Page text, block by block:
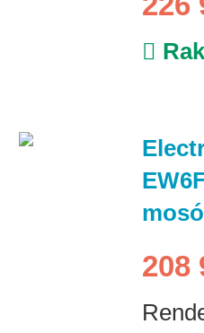
208